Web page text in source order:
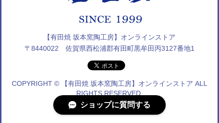
【有田焼 坂本窯陶工房】オンラインストア
〒8440022 佐賀県西松浦郡有田町黒牟田丙3127番地1
COPYRIGHT © 【有田焼 坂本窯陶工房】オンラインストア ALL
RIGHTS RESERVED.
ショップに質問する